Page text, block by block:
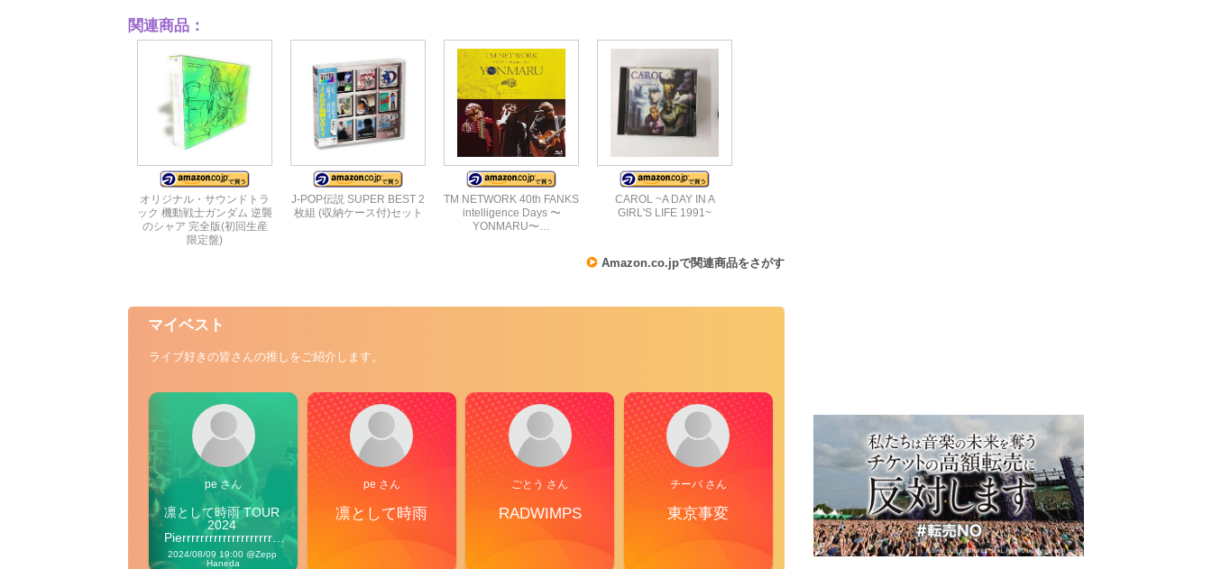
関連商品：
オリジナル・サウンドトラ
ック 機動戦士ガンダム 逆襲
のシャア 完全版(初回生産
限定盤)
J-POP伝説 SUPER BEST 2
枚組 (収納ケース付)セット
TM NETWORK 40th FANKS
intelligence Days 〜
YONMARU〜…
CAROL ~A DAY IN A
GIRL'S LIFE 1991~
Amazon.co.jpで関連商品をさがす
マイベスト
ライブ好きの皆さんの推しをご紹介します。
pe さん
凛として時雨 TOUR
2024
Pierrrrrrrrrrrrrrrrrrrre
Vibes
2024/08/09 19:00 @Zepp
Haneda
pe さん
凛として時雨
ごとう さん
RADWIMPS
チーバ さん
東京事変
ケンケン さん
サザンオールスタ
ーズ